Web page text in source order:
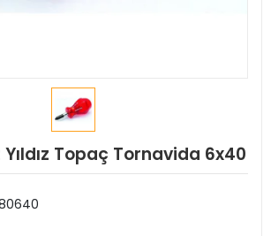
Topaç Tornavida 6x40